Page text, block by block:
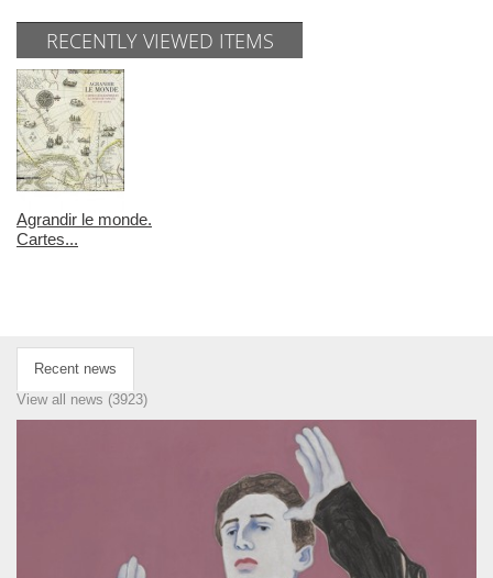
RECENTLY VIEWED ITEMS
Agrandir le monde.
Cartes...
Recent news
View all news (3923)